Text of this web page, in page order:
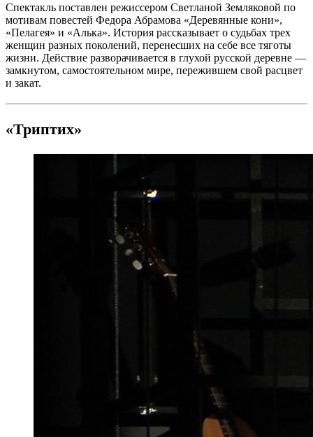
Спектакль поставлен режиссером Светланой Земляковой по
мотивам повестей Федора Абрамова «Деревянные кони»,
«Пелагея» и «Алька». История рассказывает о судьбах трех
женщин разных поколений, перенесших на себе все тяготы
жизни. Действие разворачивается в глухой русской деревне —
замкнутом, самостоятельном мире, пережившем свой расцвет
и закат.
«Триптих»